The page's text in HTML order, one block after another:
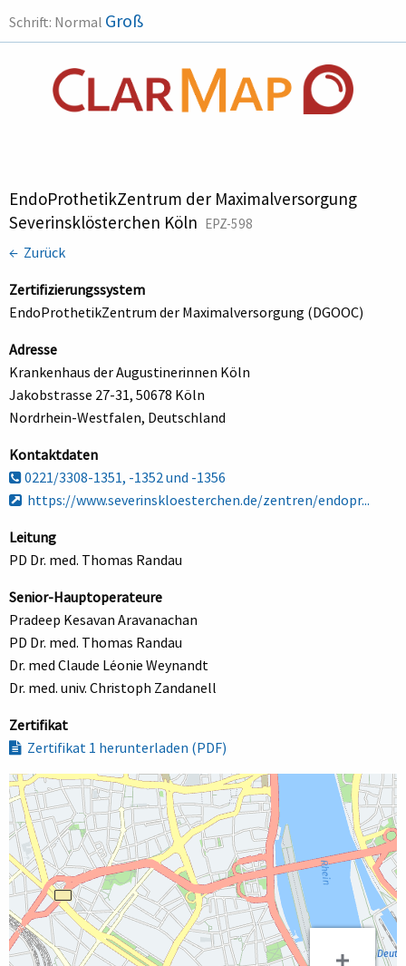
Schrift: Normal Groß
EndoProthetikZentrum der Maximalversorgung
Severinsklösterchen Köln EPZ-598
← Zurück
Zertifizierungssystem
EndoProthetikZentrum der Maximalversorgung (DGOOC)
Adresse
Krankenhaus der Augustinerinnen Köln
Jakobstrasse 27-31, 50678 Köln
Nordrhein-Westfalen, Deutschland
Kontaktdaten
0221/3308-1351, -1352 und -1356
https://www.severinskloesterchen.de/zentren/endopr...
Leitung
PD Dr. med. Thomas Randau
Senior-Hauptoperateure
Pradeep Kesavan Aravanachan
PD Dr. med. Thomas Randau
Dr. med Claude Léonie Weynandt
Dr. med. univ. Christoph Zandanell
Zertifikat
Zertifikat 1 herunterladen (PDF)